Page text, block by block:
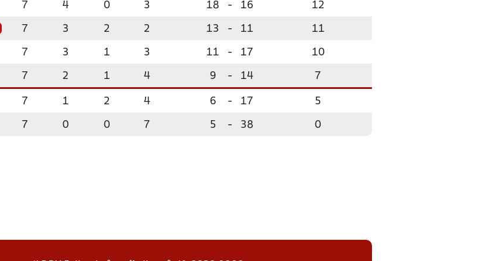
7 4 0 3 18 - 16 12
7 3 2 2 13 - 11 11
7 3 1 3 11 - 17 10
7 2 1 4 9 - 14 7
7 1 2 4 6 - 17 5
7 0 0 7 5 - 38 0